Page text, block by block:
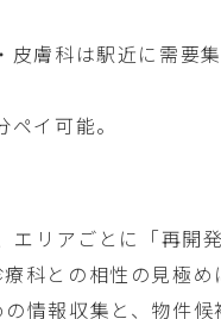
膚科は駅近に需要集
イ可能。
リアごとに「再開
科との相性の見極め
情報収集と、物件